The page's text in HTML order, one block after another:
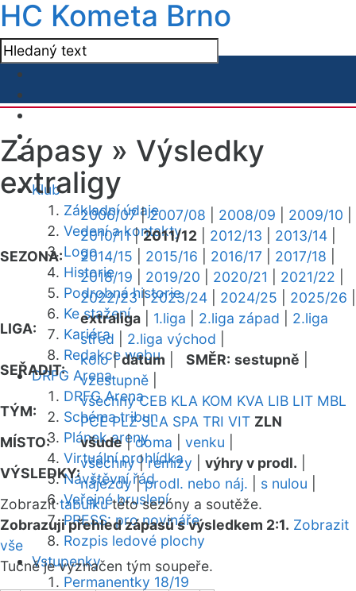
HC Kometa Brno
Klub
Základní údaje
Vedení a kontakty
Logo
Historie
Podrobná historie
Ke stažení
Kariéra
Redakce webu
DRFG Arena
DRFG Arena
Schéma tribun
Plánek areny
Virtuální prohlídka
Návštěvní řád
Veřejné bruslení
PRESS: pro novináře
Rozpis ledové plochy
Vstupenky
Permanentky 18/19
Zápasy » Výsledky
extraligy
SEZONA:
2006/07|2007/08 2008/09 2009/10
2010/11|2011/12 2012/13 2013/14
2014/15
2015/16 2016/17 2017/18
2018/19
2019/20 2020/21 2021/22
2022/23|2023/24 2024/25 2025/26
LIGA:
extraliga 1.liga 2.liga západ
2.liga
střed
2.liga východ
SEŘADIT:
kolo|datum SMĚR: sestupně
vzestupně
TÝM:
všechny CEB KLA KOM KVA LIB LIT MBL
PCE PLZ SLA SPA TRI VIT ZLN
MÍSTO:
všude|doma venku
VÝSLEDKY:
všechny|remízy výhry v prodl.
nájezdy|prodl. nebo náj. s nulou
Zobrazittabulkutéto sezóny a soutěže.
Zobrazuji přehled zápasů s výsledkem 2:1. Zobrazit
vše
Tučně je vyznačen tým soupeře.